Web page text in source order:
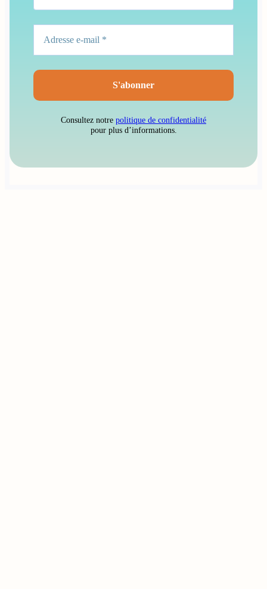
Consultez notre politique de confidentialité
pour plus d’informations.